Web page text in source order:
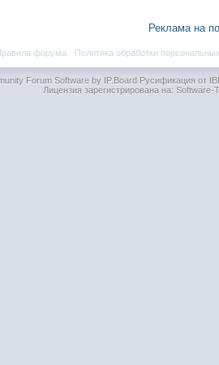
Реклама на
Политика обработки
форума ·
Forum Software by IP.BoardРусификация от
Лицензия зарегистрирована на: Software-